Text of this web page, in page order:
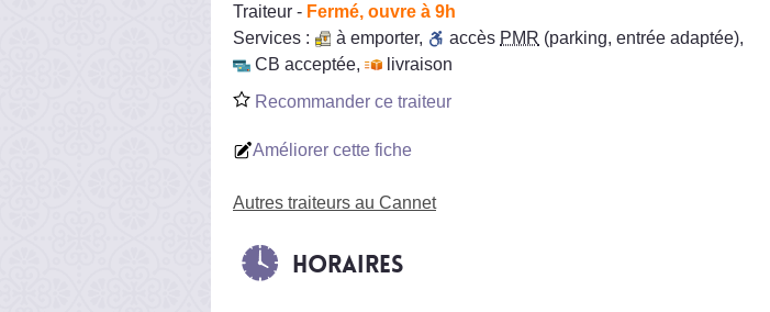
Traiteur - Fermé, ouvre à 9h
Services :
à emporter, accès PMR (parking, entrée adaptée),
CB acceptée,
livraison
Recommander ce traiteur
Améliorer cette fiche
Autres traiteurs au Cannet
Horaires